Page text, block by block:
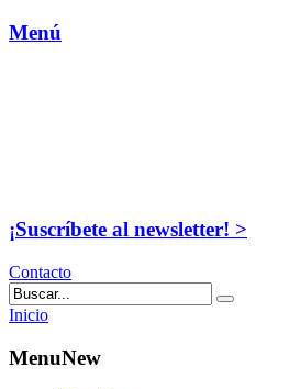
Menú
¡Suscríbete al newsletter! >
Contacto
Inicio
MenuNew